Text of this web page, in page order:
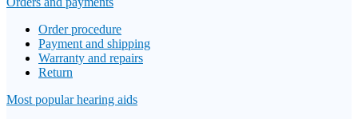
Order procedure
Payment and shipping
Warranty and repairs
Return
Most popular hearing aids